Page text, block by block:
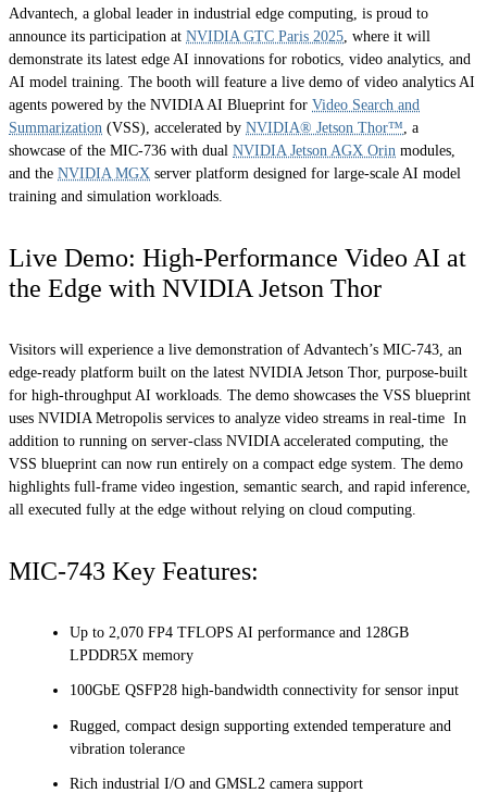
Advantech, a global leader in industrial edge computing, is proud to
announce its participation at NVIDIA GTC Paris 2025, where it will
demonstrate its latest edge AI innovations for robotics, video analytics, and
AI model training. The booth will feature a live demo of video analytics AI
agents powered by the NVIDIA AI Blueprint for Video Search and
Summarization (VSS), accelerated by NVIDIA® Jetson Thor™, a
showcase of the MIC-736 with dual NVIDIA Jetson AGX Orin modules,
and the NVIDIA MGX server platform designed for large-scale AI model
training and simulation workloads.
Live Demo: High-Performance Video AI at
the Edge with NVIDIA Jetson Thor
Visitors will experience a live demonstration of Advantech’s MIC-743, an
edge-ready platform built on the latest NVIDIA Jetson Thor, purpose-built
for high-throughput AI workloads. The demo showcases the VSS blueprint
uses NVIDIA Metropolis services to analyze video streams in real-time In
addition to running on server-class NVIDIA accelerated computing, the
VSS blueprint can now run entirely on a compact edge system. The demo
highlights full-frame video ingestion, semantic search, and rapid inference,
all executed fully at the edge without relying on cloud computing.
MIC-743 Key Features:
Up to 2,070 FP4 TFLOPS AI performance and 128GB
LPDDR5X memory
100GbE QSFP28 high-bandwidth connectivity for sensor input
Rugged, compact design supporting extended temperature and
vibration tolerance
Rich industrial I/O and GMSL2 camera support